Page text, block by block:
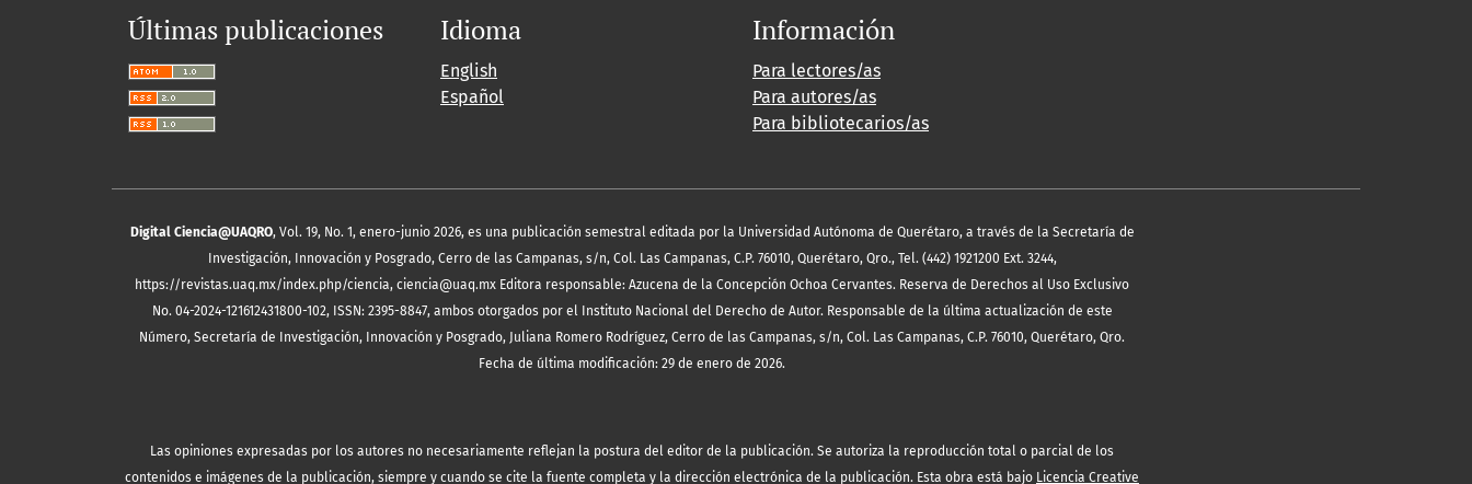
Últimas publicaciones Idioma
English
Español
Información
Para lectores/as
Para autores/as
Para bibliotecarios/as
Digital Ciencia@UAQRO, Vol. 19, No. 1, enero-junio 2026, es una publicación semestral editada por la Universidad Autónoma de Querétaro, a través de la Secretaría de
Investigación, Innovación y Posgrado, Cerro de las Campanas, s/n, Col. Las Campanas, C.P. 76010, Querétaro, Qro., Tel. (442) 1921200 Ext. 3244,
https://revistas.uaq.mx/index.php/ciencia, ciencia@uaq.mx Editora responsable: Azucena de la Concepción Ochoa Cervantes. Reserva de Derechos al Uso Exclusivo
No. 04-2024-121612431800-102, ISSN: 2395-8847, ambos otorgados por el Instituto Nacional del Derecho de Autor. Responsable de la última actualización de este
Número, Secretaría de Investigación, Innovación y Posgrado, Juliana Romero Rodríguez, Cerro de las Campanas, s/n, Col. Las Campanas, C.P. 76010, Querétaro, Qro.
Fecha de última modificación: 29 de enero de 2026.
Las opiniones expresadas por los autores no necesariamente reflejan la postura del editor de la publicación. Se autoriza la reproducción total o parcial de los
contenidos e imágenes de la publicación, siempre y cuando se cite la fuente completa y la dirección electrónica de la publicación. Esta obra está bajo Licencia Creative